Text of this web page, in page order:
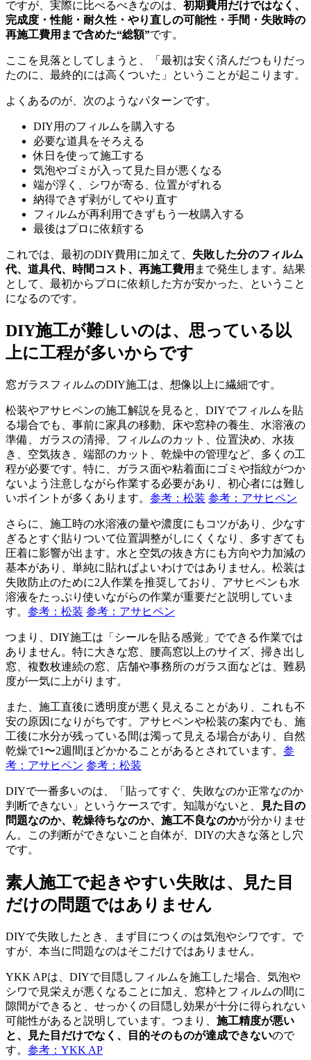
ですが、実際に比べるべきなのは、 初期費用だけではなく、
完成度・性能・耐久性・やり直しの可能性・手間・失敗時の
再施工費用まで含めた“総額”です。
ここを見落としてしまうと、「最初は安く済んだつもりだっ
たのに、最終的には高くついた」ということが起こります。
よくあるのが、次のようなパターンです。
DIY用のフィルムを購入する
必要な道具をそろえる
休日を使って施工する
気泡やゴミが入って見た目が悪くなる
端が浮く、シワが寄る、位置がずれる
納得できず剥がしてやり直す
フィルムが再利用できずもう一枚購入する
最後はプロに依頼する
これでは、最初のDIY費用に加えて、 失敗した分のフィルム
代、道具代、時間コスト、再施工費用 まで発生します。結果
として、最初からプロに依頼した方が安かった、ということ
になるのです。
DIY施工が難しいのは、思っている以
上に工程が多いからです
窓ガラスフィルムのDIY施工は、想像以上に繊細です。
松装やアサヒペンの施工解説を見ると、DIYでフィルムを貼
る場合でも、事前に家具の移動、床や窓枠の養生、水溶液の
準備、ガラスの清掃、フィルムのカット、位置決め、水抜
き、空気抜き、端部のカット、乾燥中の管理など、多くの工
程が必要です。特に、ガラス面や粘着面にゴミや指紋がつか
ないよう注意しながら作業する必要があり、初心者には難し
いポイントが多くあります。 参考：松装 参考：アサヒペン
さらに、施工時の水溶液の量や濃度にもコツがあり、少なす
ぎるとすぐ貼りついて位置調整がしにくくなり、多すぎても
圧着に影響が出ます。水と空気の抜き方にも方向や力加減の
基本があり、単純に貼ればよいわけではありません。松装は
失敗防止のために2人作業を推奨しており、アサヒペンも水
溶液をたっぷり使いながらの作業が重要だと説明していま
す。 参考：松装 参考：アサヒペン
つまり、DIY施工は「シールを貼る感覚」でできる作業では
ありません。特に大きな窓、腰高窓以上のサイズ、掃き出し
窓、複数枚連続の窓、店舗や事務所のガラス面などは、難易
度が一気に上がります。
また、施工直後に透明度が悪く見えることがあり、これも不
安の原因になりがちです。アサヒペンや松装の案内でも、施
工後に水分が残っている間は濁って見える場合があり、自然
乾燥で1〜2週間ほどかかることがあるとされています。 参
考：アサヒペン 参考：松装
DIYで一番多いのは、「貼ってすぐ、失敗なのか正常なのか
判断できない」というケースです。知識がないと、
見た目の
問題なのか、乾燥待ちなのか、施工不良なのかが分かりませ
ん。この判断ができないこと自体が、DIYの大きな落とし穴
です。
素人施工で起きやすい失敗は、見た目
だけの問題ではありません
DIYで失敗したとき、まず目につくのは気泡やシワです。で
すが、本当に問題なのはそこだけではありません。
YKK APは、DIYで目隠しフィルムを施工した場合、気泡や
シワで見栄えが悪くなることに加え、窓枠とフィルムの間に
隙間ができると、せっかくの目隠し効果が十分に得られない
可能性があると説明しています。つまり、 施工精度が悪い
と、見た目だけでなく、目的そのものが達成できないので
す。 参考：YKK AP